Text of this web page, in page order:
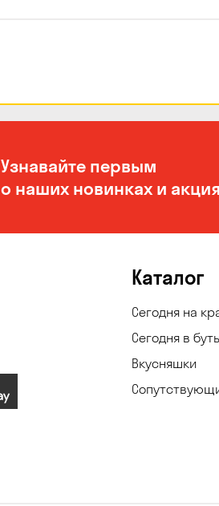
Узнавайте первым
о наших новинках и
Каталог
Сегодня на
Сегодня в
Вкусняшки